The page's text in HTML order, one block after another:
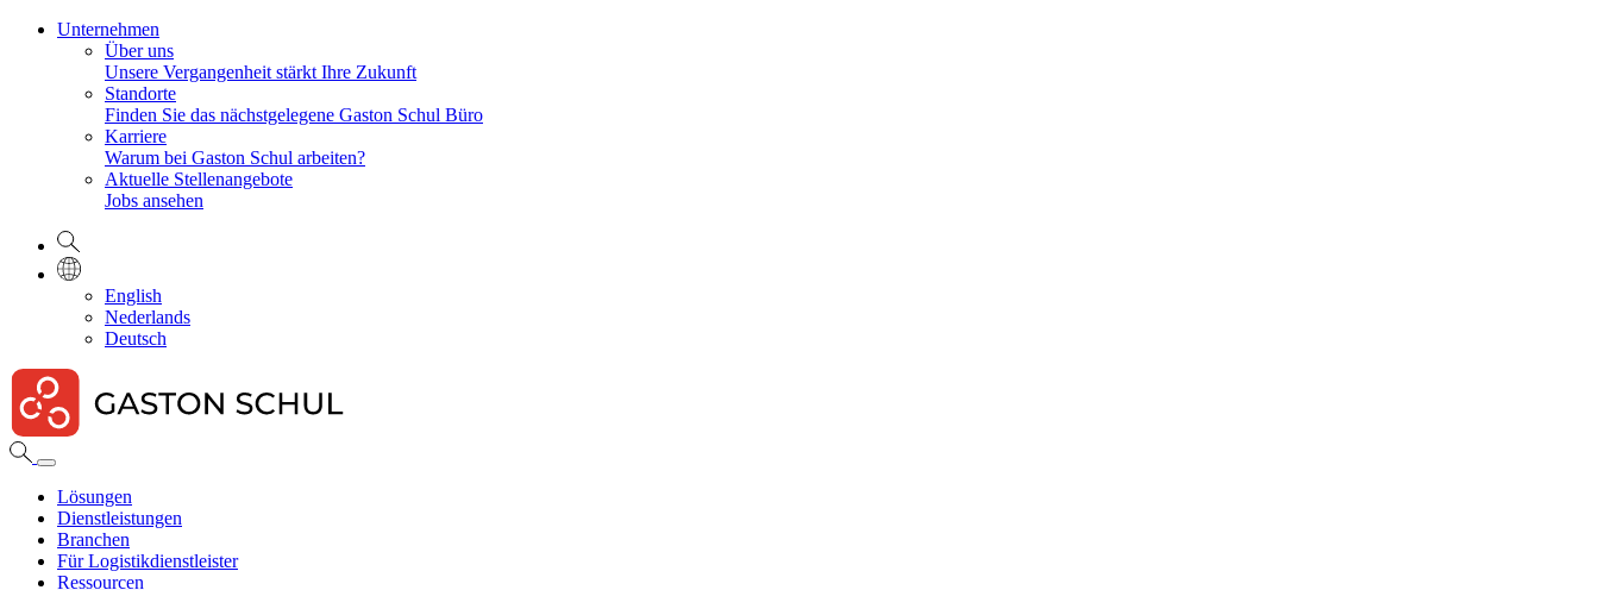
Unternehmen
Über uns
Unsere Vergangenheit stärkt Ihre Zukunft
Standorte
Finden Sie das nächstgelegene Gaston Schul Büro
Karriere
Warum bei Gaston Schul arbeiten?
Aktuelle Stellenangebote
Jobs ansehen
English
Nederlands
Deutsch
Lösungen
Dienstleistungen
Branchen
Für Logistikdienstleister
Ressourcen